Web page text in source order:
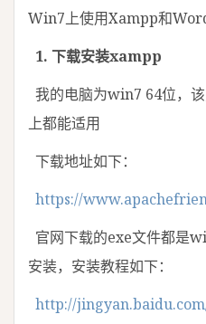
Win7上使用Xampp和
1. 下载安装xampp
我的电脑为win7 64位，
上都能适用
下载地址如下：
https://
官网下载的exe文件都是
安装，安装教程如下：
http://